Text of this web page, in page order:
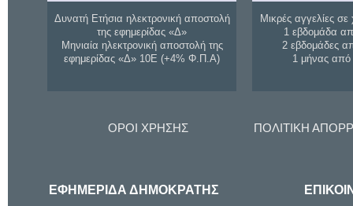
Δυνατή Ετήσια ηλεκτρονική αποστολή
της εφημερίδας «Δ»
Μηνιαία ηλεκτρονική αποστολή της
εφημερίδας «Δ» 10Ε (+4% Φ.Π.Α)
Μικρές αγγελίες σε
1 εβδομάδα
2 εβδομάδες
1 μήνας
ΟΡΟΙ ΧΡΗΣΗΣ ΠΟΛΙΤΙΚΗ
ΕΦΗΜΕΡΙΔΑ ΔΗΜΟΚΡΑΤΗΣ